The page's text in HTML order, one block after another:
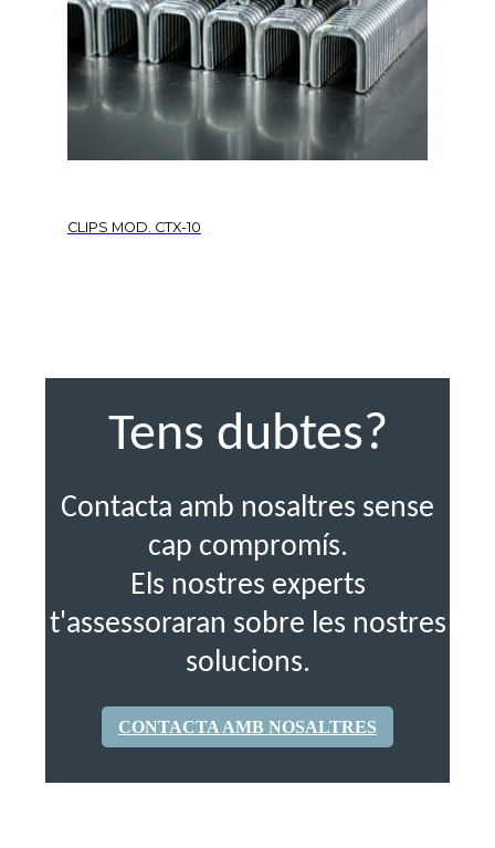
CLIPS MOD. CTX-10
Tens dubtes?
Contacta amb nosaltres sense
cap compromís.
Els nostres experts
t'assessoraran sobre les nostres
solucions.
CONTACTA AMB NOSALTRES